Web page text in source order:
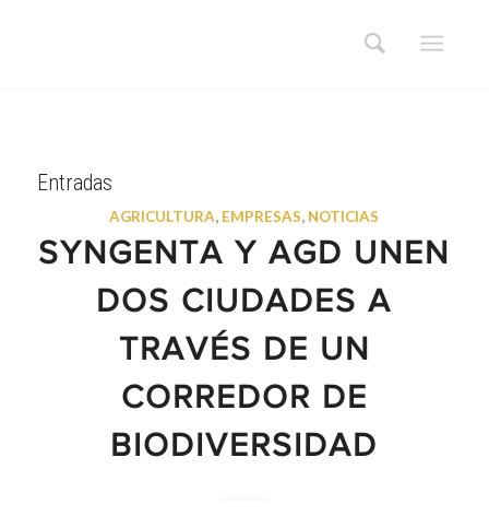
Entradas
AGRICULTURA, EMPRESAS, NOTICIAS
SYNGENTA Y AGD UNEN
DOS CIUDADES A
TRAVÉS DE UN
CORREDOR DE
BIODIVERSIDAD